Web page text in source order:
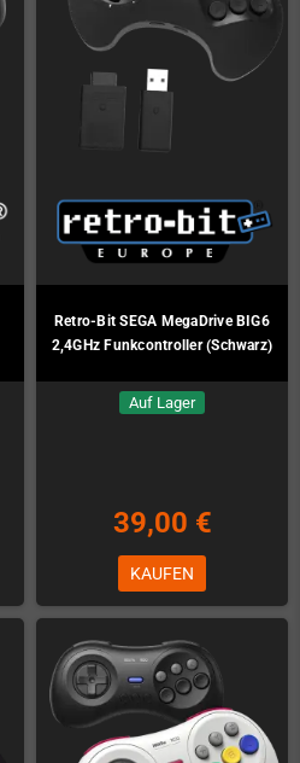
Retro-Bit SEGA MegaDrive BIG6
2,4GHz Funkcontroller (Schwarz)
Auf Lager
39,00 €
KAUFEN